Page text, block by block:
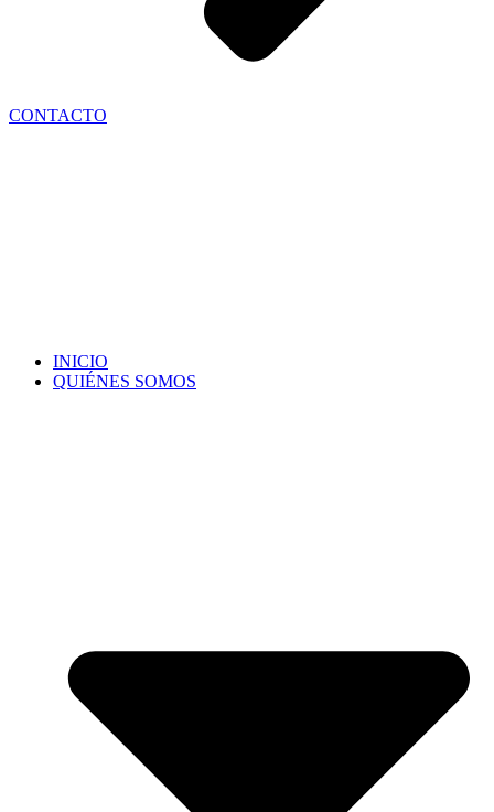
CONTACTO
INICIO
QUIÉNES SOMOS